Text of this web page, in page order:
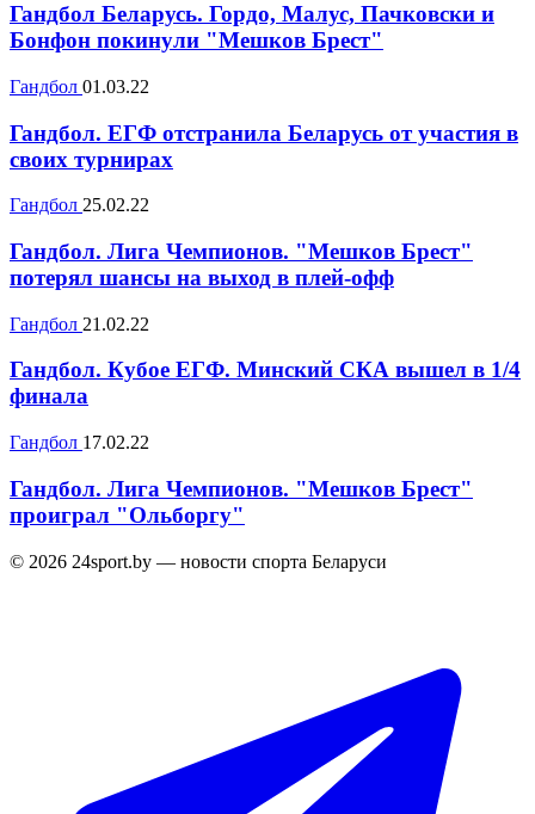
Гандбол Беларусь. Гордо, Малус, Пачковски и
Бонфон покинули "Мешков Брест"
Гандбол 01.03.22
Гандбол. ЕГФ отстранила Беларусь от участия в
своих турнирах
Гандбол 25.02.22
Гандбол. Лига Чемпионов. "Мешков Брест"
потерял шансы на выход в плей-офф
Гандбол 21.02.22
Гандбол. Кубое ЕГФ. Минский СКА вышел в 1/4
финала
Гандбол 17.02.22
Гандбол. Лига Чемпионов. "Мешков Брест"
проиграл "Ольборгу"
© 2026 24sport.by — новости спорта Беларуси